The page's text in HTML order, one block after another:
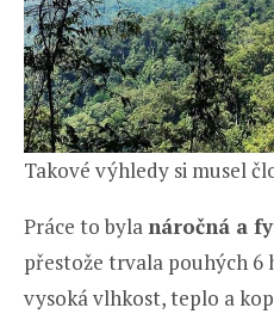
Takové výhledy si musel
Práce to byla náročná a
přestože trvala pouhých 6
vysoká vlhkost, teplo a